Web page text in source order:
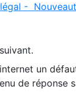
-
un
de réponse